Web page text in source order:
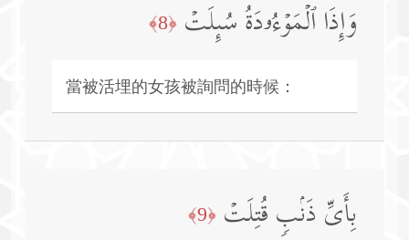
وَإِذَا ٱلۡمَوۡءُۥدَةُ سُىِٕلَتۡ ﴿8﴾
當被活埋的女孩被詢問的時候：
بِأَیِّ ذَنۢبࣲ قُتِلَتۡ ﴿9﴾